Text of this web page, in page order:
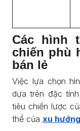
Các hình
chiến phù
bán lẻ
Việc lựa chọn
dựa trên đặc
tiêu chiến lược
thể của xu